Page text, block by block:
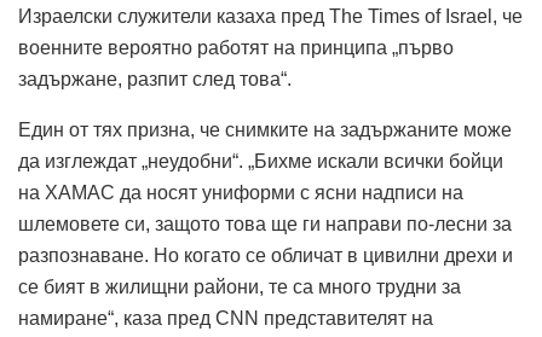
Израелски служители казаха пред The ​​Times of Israel, че
военните вероятно работят на принципа „първо
задържане, разпит след това“.
Един от тях призна, че снимките на задържаните може
да изглеждат „неудобни“. „Бихме искали всички бойци
на ХАМАС да носят униформи с ясни надписи на
шлемовете си, защото това ще ги направи по-лесни за
разпознаване. Но когато се обличат в цивилни дрехи и
се бият в жилищни райони, те са много трудни за
намиране“, каза пред CNN представителят на